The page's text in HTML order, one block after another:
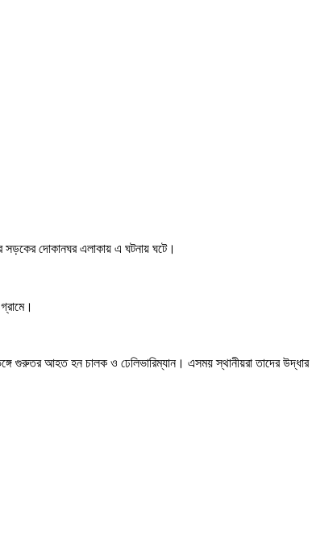
সড়কের দোকানঘর এলাকায় এ ঘটনায় ঘটে।
গুরুতর আহত হন চালক ও ঢেলিভারিম্যান। এসময় স্থানীয়রা তাদের উদ্ধার